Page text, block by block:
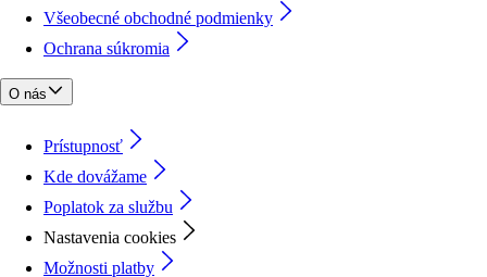
Všeobecné obchodné podmienky
Ochrana súkromia
O nás
Prístupnosť
Kde dovážame
Poplatok za službu
Nastavenia cookies
Možnosti platby